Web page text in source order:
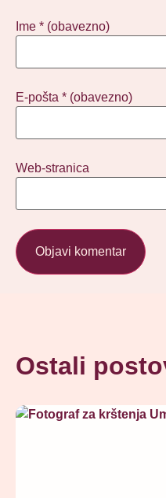
Ime * (obavezno)
E-pošta * (obavezno)
Web-stranica
Ostali